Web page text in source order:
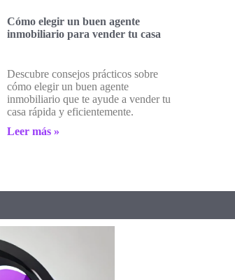
Cómo elegir un buen agente
inmobiliario para vender tu casa
Descubre consejos prácticos sobre
cómo elegir un buen agente
inmobiliario que te ayude a vender tu
casa rápida y eficientemente.
Leer más »